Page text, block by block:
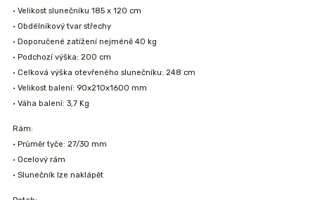
• Velikost slunečníku 185 x 120 cm
• Obdélníkový tvar střechy
• Doporučené zatížení nejméně 40 kg
• Podchozí výška: 200 cm
• Celková výška otevřeného slunečníku: 248 cm
• Velikost balení: 90x210x1600 mm
• Váha balení: 3,7 Kg
Rám:
• Průměr tyče: 27/30 mm
• Ocelový rám
• Slunečník lze naklápět